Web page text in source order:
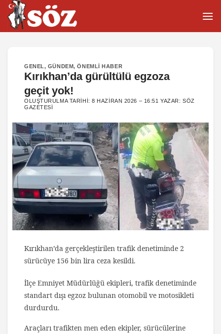
İçeriğe
atla
GENEL, GÜNDEM,ÖNEMLI HABER
Kırıkhan’da gürültülü egzoza
geçit yok!
OLUŞTURULMA TARIHI:8 HAZIRAN 2026 – 16:51 YAZAR:SÖZ
GAZETESI
Kırıkhan’da gerçekleştirilen trafik denetiminde 2
sürücüye 156 bin lira ceza kesildi.
İlçe Emniyet Müdürlüğü ekipleri, trafik denetiminde
standart dışı egzoz bulunan otomobil ve motosikleti
durdurdu.
Araçları trafikten men eden ekipler, sürücülerine